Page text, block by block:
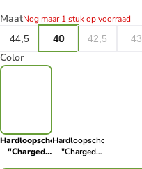
MaatNog maar 1 stuk op voorraad
44,5
40 42,5 43
Color
Hardloopschoenen
"Charged
Hardloopschoenen
"Charged